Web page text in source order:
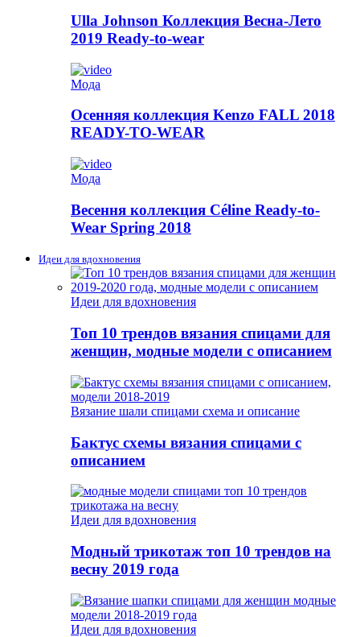
Ulla Johnson Коллекция Весна-Лето
2019 Ready-to-wear
Мода
Осенняя коллекция Kenzo FALL 2018
READY-TO-WEAR
Мода
Весення коллекция Céline Ready-to-
Wear Spring 2018
Идеи для вдохновения
Идеи для вдохновения
Топ 10 трендов вязания спицами для
женщин, модные модели с описанием
Вязание шали спицами схема и описание
Бактус схемы вязания спицами с
описанием
Идеи для вдохновения
Модный трикотаж топ 10 трендов на
весну 2019 года
Идеи для вдохновения